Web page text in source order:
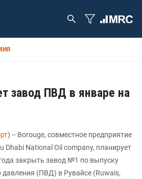
завод ПВД в январе на
) -- Borouge, совместное предприятие
Dhabi National Oil company, планирует
закрыть завод №1 по выпуску
давления (ПВД) в Рувайсе (Ruwais,